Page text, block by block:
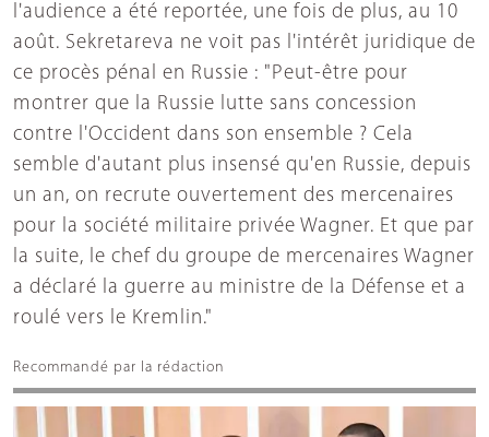
l'audience a été reportée, une fois de plus, au 10
août. Sekretareva ne voit pas l'intérêt juridique de
ce procès pénal en Russie : "Peut-être pour
montrer que la Russie lutte sans concession
contre l'Occident dans son ensemble ? Cela
semble d'autant plus insensé qu'en Russie, depuis
un an, on recrute ouvertement des mercenaires
pour la société militaire privée Wagner. Et que par
la suite, le chef du groupe de mercenaires Wagner
a déclaré la guerre au ministre de la Défense et a
roulé vers le Kremlin."
Recommandé par la rédaction